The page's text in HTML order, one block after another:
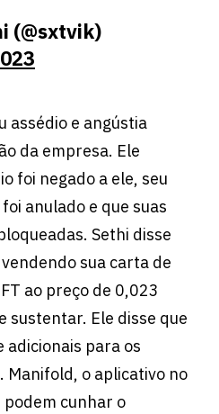
(@sxtvik)
assédio e angústia
da empresa. Ele
foi negado a ele, seu
anulado e que suas
Sethi disse
sua carta de
ao preço de 0,023
sustentar. Ele disse que
adicionais para os
Manifold, o aplicativo no
cunhar o